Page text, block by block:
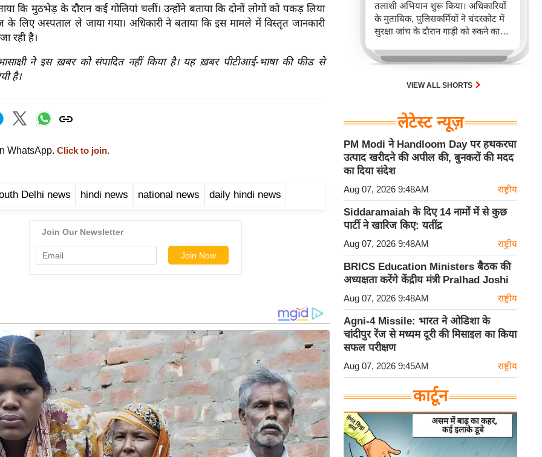
कि मुठभेड़ के दौरान कई गोलियां चलीं। उन्होंने बताया कि दोनों लोगों को पकड़ लिया
लिए अस्पताल ले जाया गया। अधिकारी ने बताया कि इस मामले में विस्तृत जानकारी
रही है।
ने इस ख़बर को संपादित नहीं किया है। यह ख़बर पीटीआई-भाषा की फीड से
है।
WhatsApp. Click to join.
Delhi news hindi news national news daily hindi news
तलाशी अभियान शुरू किया। अधिकारियों
के मुताबिक, पुलिसकर्मियों ने चंदरकोट में
सुरक्षा जांच के दौरान गाड़ी को रुकने का
VIEW ALL SHORTS
लेटेस्ट न्यूज़
PM Modi ने Handloom Day पर हथकरघा
उत्पाद खरीदने की अपील की, बुनकरों की मदद
का दिया संदेश
Aug 07, 2026 9:48AM राष्ट्रीय
Siddaramaiah के दिए 14 नामों में से कुछ
पार्टी ने खारिज किए: यतींद्र
Aug 07, 2026 9:48AM राष्ट्रीय
BRICS Education Ministers बैठक की
अध्यक्षता करेंगे केंद्रीय मंत्री Pralhad Joshi
Aug 07, 2026 9:48AM राष्ट्रीय
Agni-4 Missile: भारत ने ओडिशा के
चांदीपुर रेंज से मध्यम दूरी की मिसाइल का किया
सफल परीक्षण
Aug 07, 2026 9:45AM राष्ट्रीय
कार्टून